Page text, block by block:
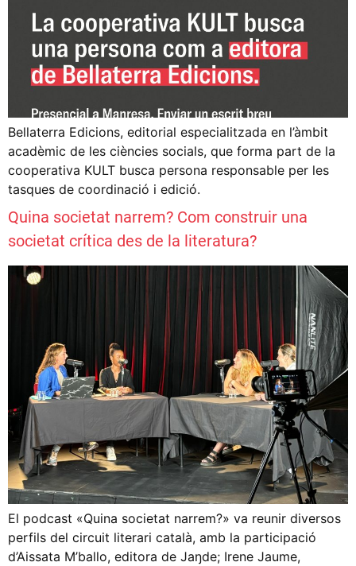
Bellaterra Edicions, editorial especialitzada en l’àmbit
acadèmic de les ciències socials, que forma part de la
cooperativa KULT busca persona responsable per les
tasques de coordinació i edició.
Quina societat narrem? Com construir una
societat crítica des de la literatura?
El podcast «Quina societat narrem?» va reunir diversos
perfils del circuit literari català, amb la participació
d’Aissata M’ballo, editora de Jaŋde; Irene Jaume,